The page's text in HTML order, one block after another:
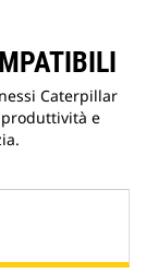
Caterpillar
e